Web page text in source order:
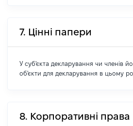
7. Цінні папери
У суб'єкта декларування чи членів
об'єкти для декларування в цьому
8. Корпоративні права